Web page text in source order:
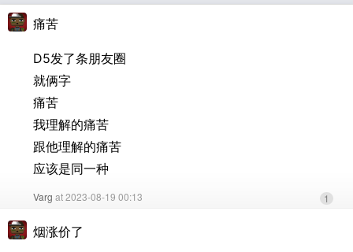
痛苦
D5发了条朋友圈
就俩字
痛苦
我理解的痛苦
跟他理解的痛苦
应该是同一种
Varg at 2023-08-19 00:13 1
烟涨价了